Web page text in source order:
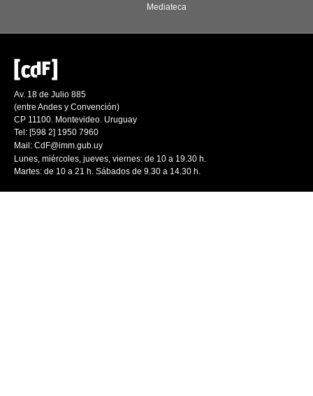
Mediateca
Av. 18 de Julio 885
(entre Andes y Convención)
CP 11100. Montevideo. Uruguay
Tel: [598 2] 1950 7960
Mail: CdF@imm.gub.uy
Lunes, miércoles, jueves, viernes: de 10 a 19.30 h.
Martes: de 10 a 21 h. Sábados de 9.30 a 14.30 h.